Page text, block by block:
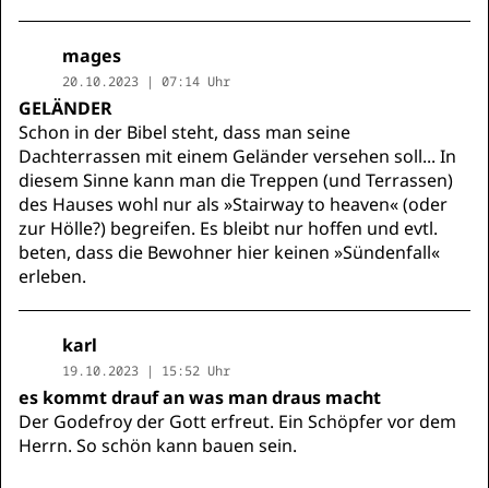
mages
20.10.2023 | 07:14 Uhr
GELÄNDER
Schon in der Bibel steht, dass man seine
Dachterrassen mit einem Geländer versehen soll... In
diesem Sinne kann man die Treppen (und Terrassen)
des Hauses wohl nur als »Stairway to heaven« (oder
zur Hölle?) begreifen. Es bleibt nur hoffen und evtl.
beten, dass die Bewohner hier keinen »Sündenfall«
erleben.
karl
19.10.2023 | 15:52 Uhr
es kommt drauf an was man draus macht
Der Godefroy der Gott erfreut. Ein Schöpfer vor dem
Herrn. So schön kann bauen sein.